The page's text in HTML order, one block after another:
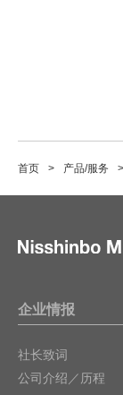
首页 产品/服务
企业情报
社长致词
公司介绍／历程